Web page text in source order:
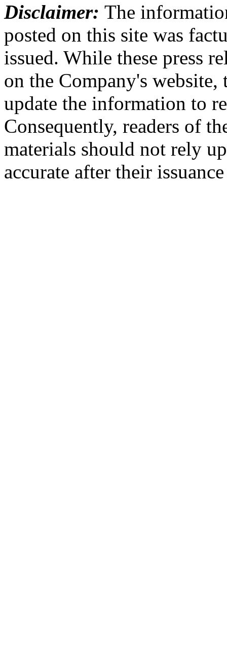
Disclaimer: The
posted on this site was
issued. While these press
on the Company's website,
update the information to
Consequently, readers of
materials should not rely
accurate after their